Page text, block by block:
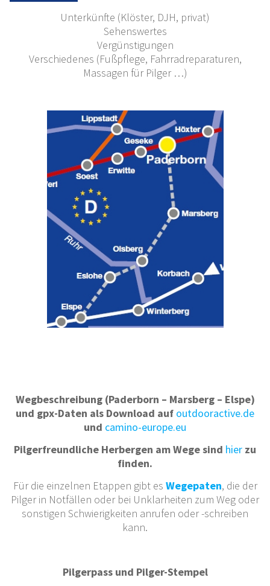
Unterkünfte (Klöster, DJH, privat)
Sehenswertes
Vergünstigungen
Verschiedenes (Fußpflege, Fahrradreparaturen,
Massagen für Pilger …)
Wegbeschreibung (Paderborn – Marsberg – Elspe)
und gpx-Daten als Download auf outdooractive.de
und camino-europe.eu
Pilgerfreundliche Herbergen am Wege sind hier zu
finden.
Für die einzelnen Etappen gibt es Wegepaten, die der
Pilger in Notfällen oder bei Unklarheiten zum Weg oder
sonstigen Schwierigkeiten anrufen oder -schreiben
kann.
Pilgerpass und Pilger-Stempel